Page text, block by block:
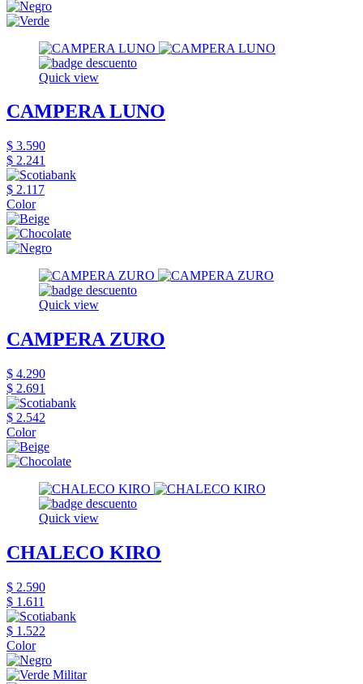
Quick view
CAMPERA LUNO
$ 3.590
$ 2.241
$ 2.117
Color
Quick view
CAMPERA ZURO
$ 4.290
$ 2.691
$ 2.542
Color
Quick view
CHALECO KIRO
$ 2.590
$ 1.611
$ 1.522
Color